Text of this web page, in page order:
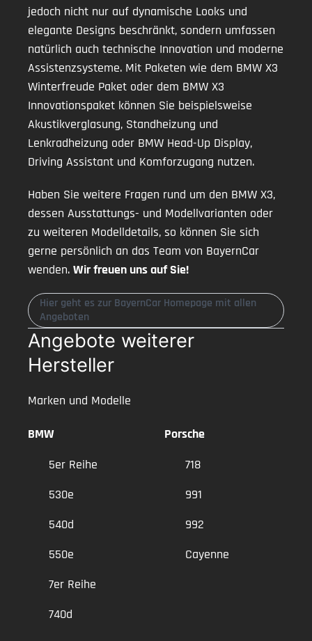
jedoch nicht nur auf dynamische Looks und
elegante Designs beschränkt, sondern umfassen
natürlich auch technische Innovation und moderne
Assistenzsysteme. Mit Paketen wie dem BMW X3
Winterfreude Paket oder dem BMW X3
Innovationspaket können Sie beispielsweise
Akustikverglasung, Standheizung und
Lenkradheizung oder BMW Head-Up Display,
Driving Assistant und Komforzugang nutzen.
Haben Sie weitere Fragen rund um den BMW X3,
dessen Ausstattungs- und Modellvarianten oder
zu weiteren Modelldetails, so können Sie sich
gerne persönlich an das Team von BayernCar
wenden. Wir freuen uns auf Sie!
Hier geht es zur BayernCar Homepage mit allen
Angeboten
Angebote weiterer
Hersteller
Marken und Modelle
BMW
5er Reihe
530e
540d
550e
7er Reihe
740d
Porsche
718
991
992
Cayenne